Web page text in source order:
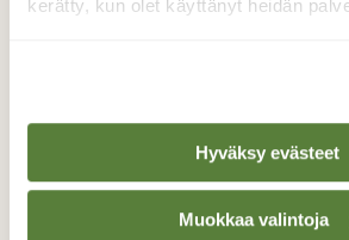
kerätty, kun olet käyttänyt heidän
Hyväksy evästeet
Muokkaa valintoja